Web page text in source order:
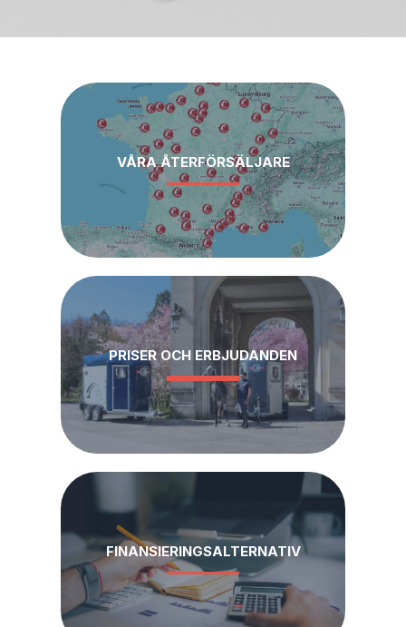
VÅRA ÅTERFÖRSÄLJARE
PRISER OCH ERBJUDANDEN
FINANSIERINGSALTERNATIV